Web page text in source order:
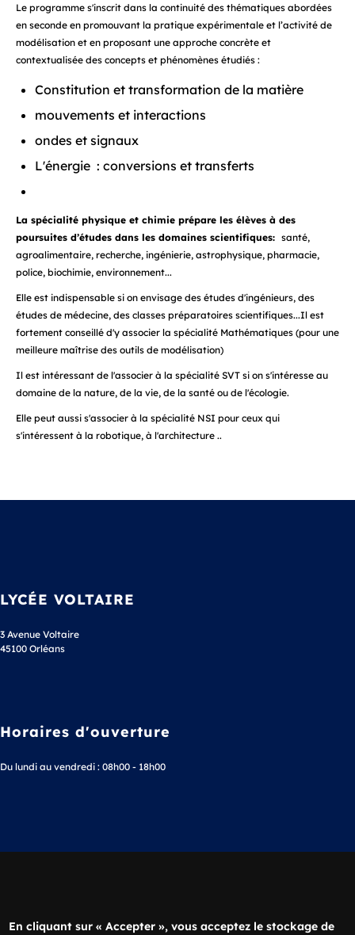
Le programme s'inscrit dans la continuité des thématiques abordées
en seconde en promouvant la pratique expérimentale et l’activité de
modélisation et en proposant une approche concrète et
contextualisée des concepts et phénomènes étudiés :
Constitution et transformation de la matière
mouvements et interactions
ondes et signaux
L'énergie : conversions et transferts
La spécialité physique et chimie prépare les élèves à des
poursuites d’études dans les domaines scientifiques: santé,
agroalimentaire, recherche, ingénierie, astrophysique, pharmacie,
police, biochimie, environnement...
Elle est indispensable si on envisage des études d'ingénieurs, des
études de médecine, des classes préparatoires scientifiques...Il est
fortement conseillé d'y associer la spécialité Mathématiques (pour une
meilleure maîtrise des outils de modélisation)
Il est intéressant de l'associer à la spécialité SVT si on s'intéresse au
domaine de la nature, de la vie, de la santé ou de l'écologie.
Elle peut aussi s'associer à la spécialité NSI pour ceux qui
s'intéressent à la robotique, à l'architecture ..
LYCÉE VOLTAIRE
3 Avenue Voltaire
45100 Orléans
Horaires d'ouverture
Du lundi au vendredi : 08h00 - 18h00
En cliquant sur « Accepter », vous acceptez le stockage de